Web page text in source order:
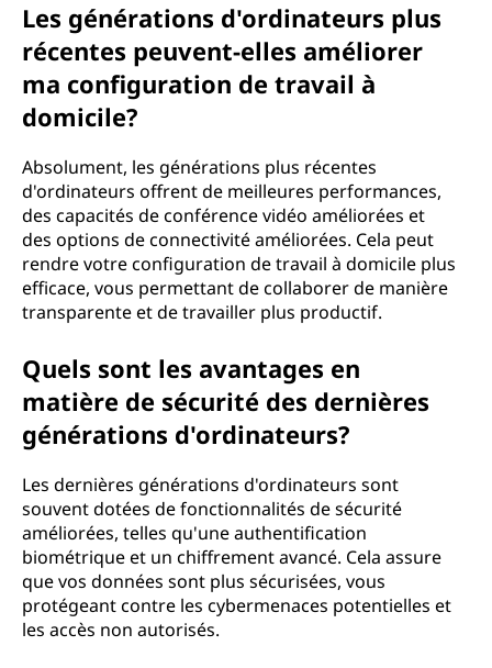
Les générations d'ordinateurs plus
récentes peuvent-elles améliorer
ma configuration de travail à
domicile?
Absolument, les générations plus récentes
d'ordinateurs offrent de meilleures performances,
des capacités de conférence vidéo améliorées et
des options de connectivité améliorées. Cela peut
rendre votre configuration de travail à domicile plus
efficace, vous permettant de collaborer de manière
transparente et de travailler plus productif.
Quels sont les avantages en
matière de sécurité des dernières
générations d'ordinateurs?
Les dernières générations d'ordinateurs sont
souvent dotées de fonctionnalités de sécurité
améliorées, telles qu'une authentification
biométrique et un chiffrement avancé. Cela assure
que vos données sont plus sécurisées, vous
protégeant contre les cybermenaces potentielles et
les accès non autorisés.